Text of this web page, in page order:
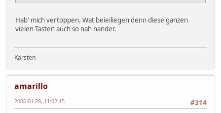
Hab' mich vertoppen. Wat beieiliegen denn diese ganzen
vielen Tasten auch so nah nander.
Karsten
amarillo
#314
2006-01-28, 11:02:15